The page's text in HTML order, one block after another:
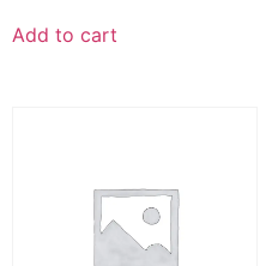
Add to cart